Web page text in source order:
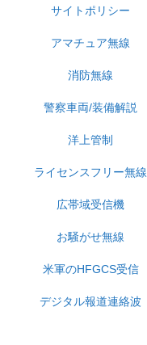
サイトポリシー
アマチュア無線
消防無線
警察車両/装備解説
洋上管制
ライセンスフリー無線
広帯域受信機
お騒がせ無線
米軍のHFGCS受信
デジタル報道連絡波